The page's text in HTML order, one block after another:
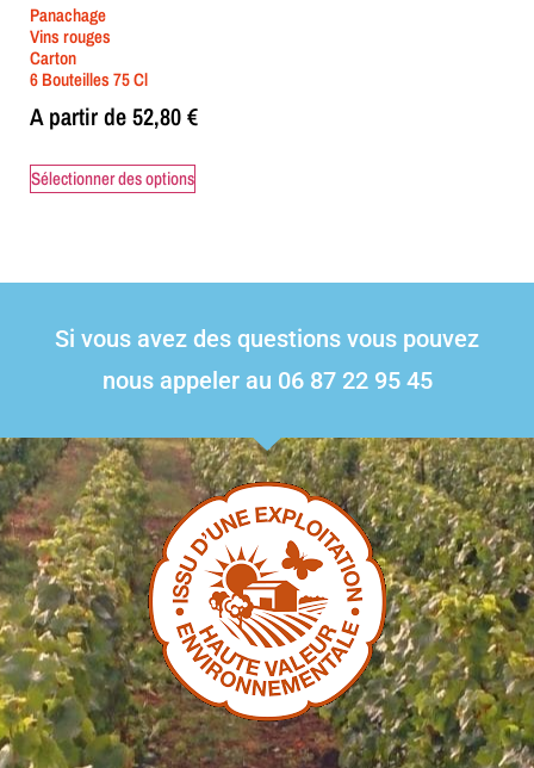
Panachage
Vins rouges
Carton
6 Bouteilles 75 Cl
A partir de52,80€
Sélectionner des options
Si vous avez des questions vous pouvez
nous appeler au 06 87 22 95 45